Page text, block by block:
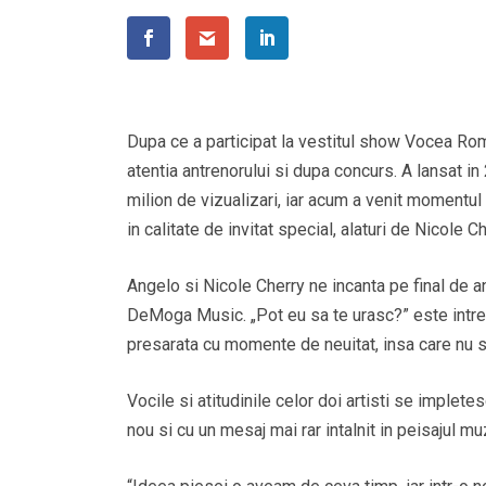
Dupa ce a participat la vestitul show Vocea
atentia antrenorului si dupa concurs. A lansat
milion de vizualizari, iar acum a venit
in calitate de invitat special, alaturi de Nicole
Angelo si Nicole Cherry ne incanta pe final de
DeMoga Music. „Pot eu sa te urasc?” este
presarata cu momente de neuitat, insa care
Vocile si atitudinile celor doi artisti se
nou si cu un mesaj mai rar intalnit in peisajul